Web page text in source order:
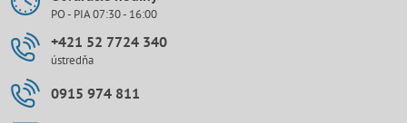
PO - PIA 07:30 - 16:00
+421 52 7724 340
ústredňa
0915 974 811